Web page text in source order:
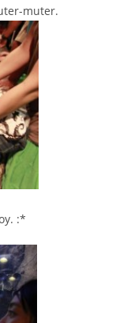
muter.
:*